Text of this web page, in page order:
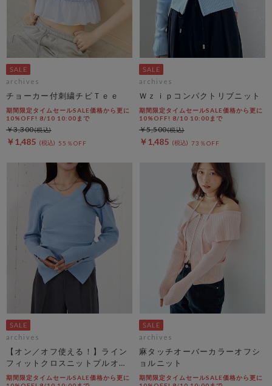
archives
チョーカー付刺繍チビＴｅｅ
期間限定タイムセールSALE価格から更に
10%OFF! 8/10 10:00まで
￥1,485 55％OFF
￥3,300
archives
Ｗｚｉｐコンパクトリブニット
期間限定タイムセールSALE価格から更に
10%OFF! 8/10 10:00まで
￥1,485 73％OFF
￥5,500
archives
【オン／オフ使える！】ライン
フィットクロスニットプルオー
バー
期間限定タイムセールSALE価格から更に
archives
麻タッチオーバーカラーオフシ
ョルニット
期間限定タイムセールSALE価格から更に